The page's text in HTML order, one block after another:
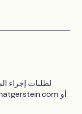
لطلبات إجراء